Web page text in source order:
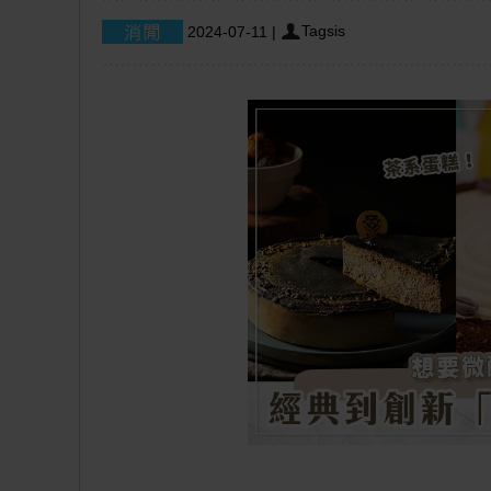
2024-07-11 | Tagsis